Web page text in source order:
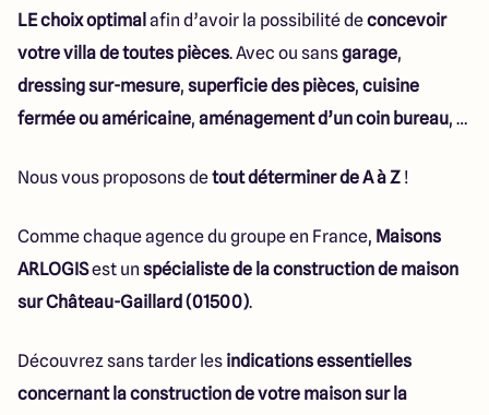
LE choix optimal afin d’avoir la possibilité deconcevoir
votre villa de toutes pièces. Avec ou sansgarage,
dressing sur-mesure, superficie des pièces, cuisine
fermée ou américaine, aménagement d’un coin bureau, …
Nous vous proposons detout déterminer de A à Z !
Comme chaque agence du groupe en France, Maisons
ARLOGISest un spécialiste de la construction de maison
sur Château-Gaillard (01500).
Découvrez sans tarder les indications essentielles
concernant la construction de votre maison sur la